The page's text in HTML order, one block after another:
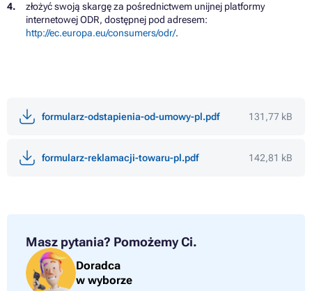
złożyć swoją skargęza pośrednictwem unijnej platformy
internetowej ODR, dostępnej pod adresem:
http://ec.europa.eu/consumers/odr/.
formularz-odstapienia-od-umowy-pl.pdf 131,77 kB
formularz-reklamacji-towaru-pl.pdf 142,81 kB
Masz pytania? Pomożemy Ci.
Doradca
w wyborze